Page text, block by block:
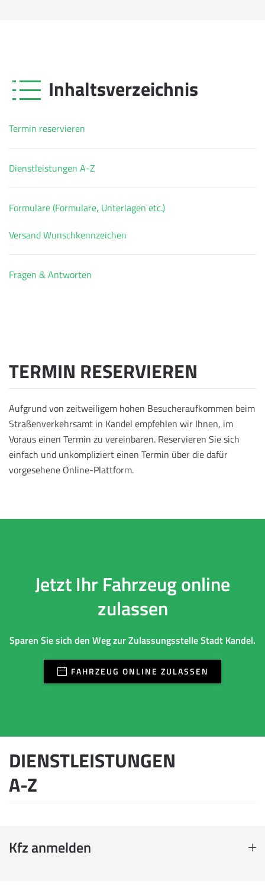
Inhaltsverzeichnis
Termin reservieren
Dienstleistungen A-Z
Formulare (Formulare, Unterlagen etc.)
Versand Wunschkennzeichen
Fragen & Antworten
TERMIN RESERVIEREN
Aufgrund von zeitweiligem hohen Besucheraufkommen beim
Straßenverkehrsamt in Kandel empfehlen wir Ihnen, im
Voraus einen Termin zu vereinbaren. Reservieren Sie sich
einfach und unkompliziert einen Termin über die dafür
vorgesehene Online-Plattform.
Jetzt Ihr Fahrzeug online
zulassen
Sparen Sie sich den Weg zur Zulassungsstelle Stadt Kandel.
FAHRZEUG ONLINE ZULASSEN
DIENSTLEISTUNGEN
A-Z
Kfz anmelden